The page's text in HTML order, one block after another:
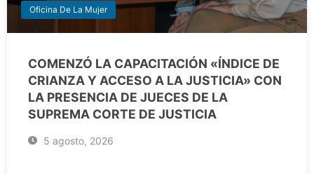
Oficina De La Mujer
COMENZÓ LA CAPACITACIÓN «ÍNDICE DE
CRIANZA Y ACCESO A LA JUSTICIA» CON
LA PRESENCIA DE JUECES DE LA
SUPREMA CORTE DE JUSTICIA
5 agosto, 2026